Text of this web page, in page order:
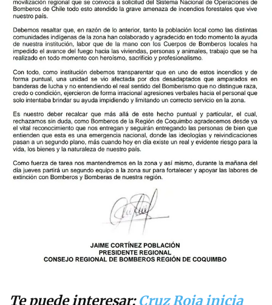
Te puede interesar:Cruz Roja inicia